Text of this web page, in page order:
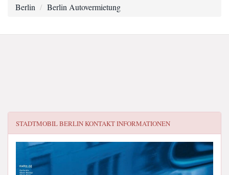
Berlin Berlin Autovermietung
STADTMOBIL BERLINKONTAKT INFORMATIONEN